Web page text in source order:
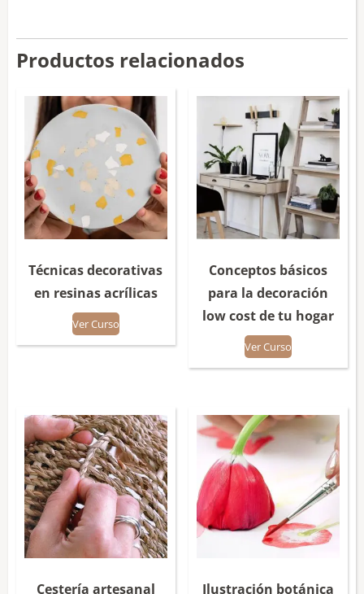
Productos relacionados
Técnicas decorativas
en resinas acrílicas
Ver Curso
Conceptos básicos
para la decoración
low cost de tu hogar
Ver Curso
Cestería artesanal Ilustración botánica